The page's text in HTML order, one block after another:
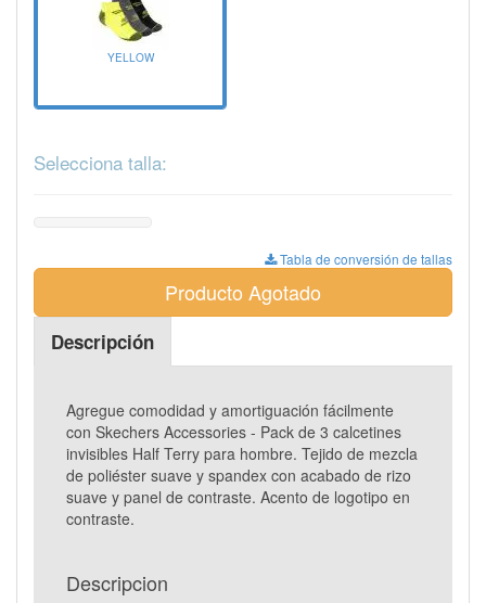
YELLOW
Selecciona talla:
Tabla de conversión de tallas
Producto Agotado
Descripción
Agregue comodidad y amortiguación fácilmente
con Skechers Accessories - Pack de 3 calcetines
invisibles Half Terry para hombre. Tejido de mezcla
de poliéster suave y spandex con acabado de rizo
suave y panel de contraste. Acento de logotipo en
contraste.
Descripcion